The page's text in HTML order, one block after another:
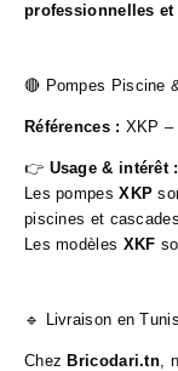
professionnelles
🔴 Pompes Piscine
Références : XKP –
👉 Usage & intérêt :
Les pompesXKP
piscines et
Les modèles XKF
🔹 Livraison en
Chez Bricodari.tn,